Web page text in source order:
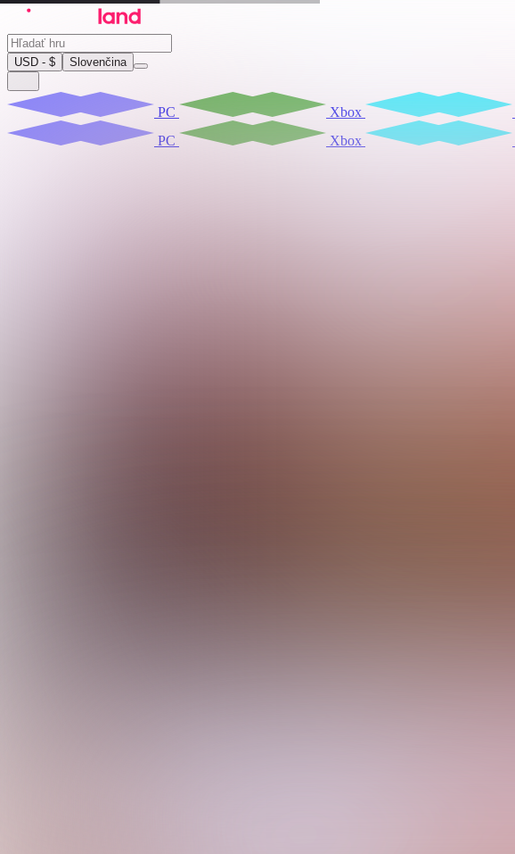
USD - $ Slovenčina
PC Xbox
PC
Xbox